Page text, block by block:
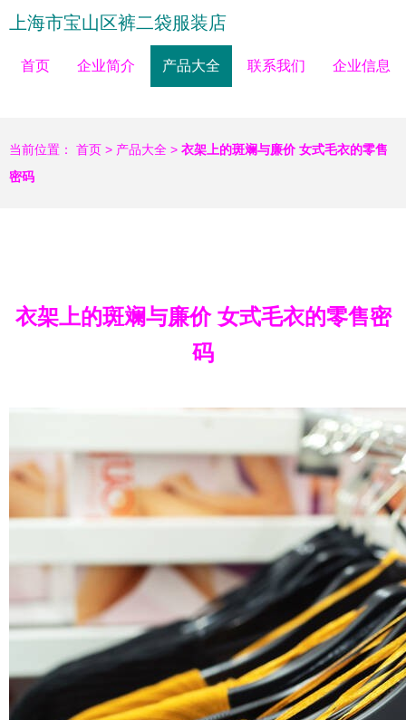
上海市宝山区裤二袋服装店
首页 企业简介 产品大全 联系我们 企业信息
当前位置： 首页 > 产品大全 > 衣架上的斑斓与廉价 女式毛衣的零售
密码
衣架上的斑斓与廉价 女式毛衣的零售密
码